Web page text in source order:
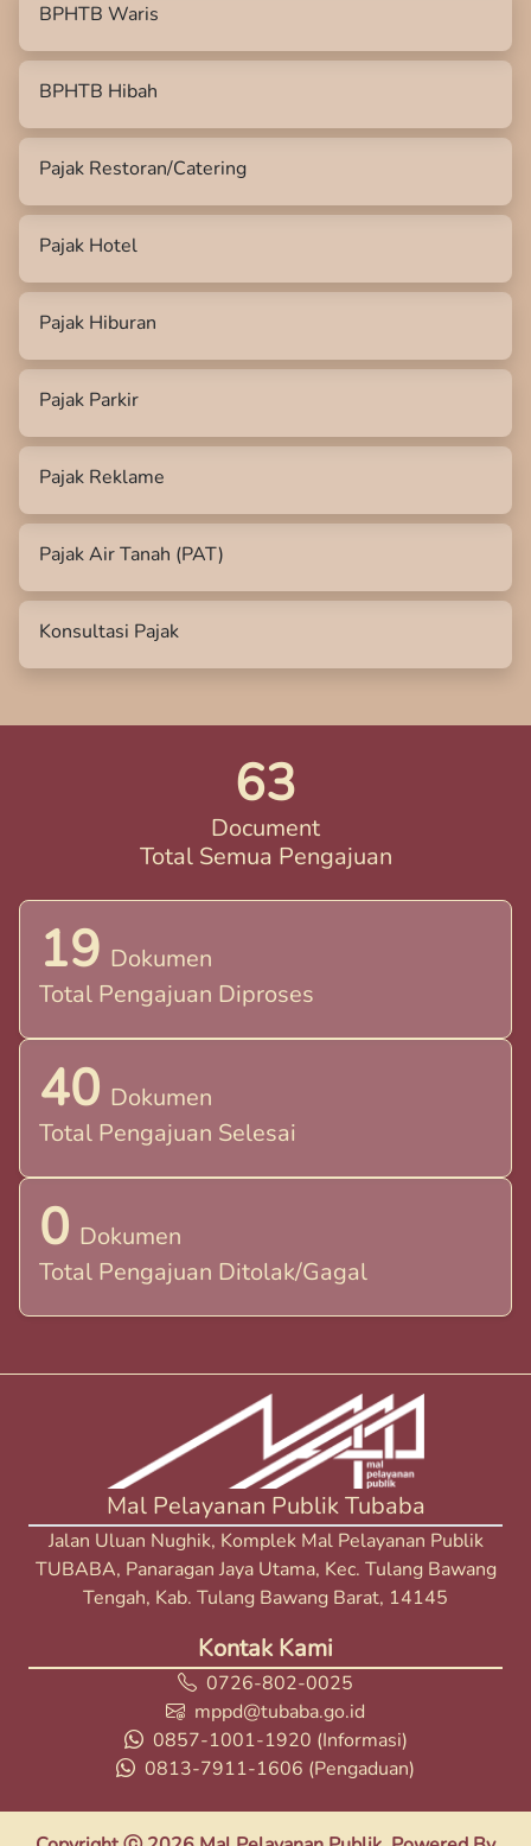
BPHTB Waris
BPHTB Hibah
Pajak Restoran/Catering
Pajak Hotel
Pajak Hiburan
Pajak Parkir
Pajak Reklame
Pajak Air Tanah (PAT)
Konsultasi Pajak
63
Document
Total Semua Pengajuan
19 Dokumen
Total Pengajuan Diproses
40 Dokumen
Total Pengajuan Selesai
0 Dokumen
Total Pengajuan Ditolak/Gagal
Mal Pelayanan Publik Tubaba
Jalan Uluan Nughik, Komplek Mal Pelayanan Publik
TUBABA, Panaragan Jaya Utama, Kec. Tulang Bawang
Tengah, Kab. Tulang Bawang Barat, 14145
Kontak Kami
0726-802-0025
mppd@tubaba.go.id
0857-1001-1920 (Informasi)
0813-7911-1606 (Pengaduan)